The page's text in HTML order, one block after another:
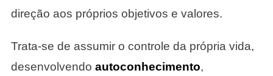
direção aos próprios objetivos e valores.
Trata-se de assumir o controle da própria vida,
desenvolvendo autoconhecimento,